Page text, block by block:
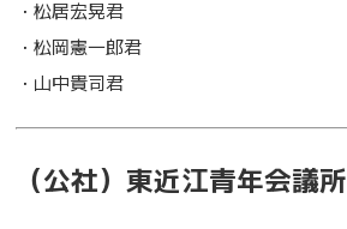
・松居宏晃君
・松岡憲一郎君
・山中貴司君
（公社）東近江青年会議所